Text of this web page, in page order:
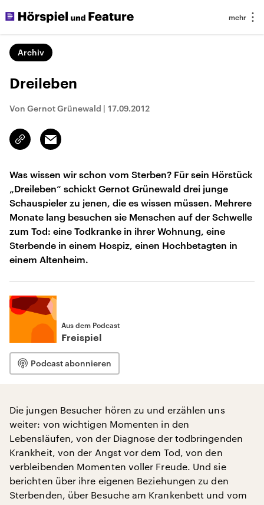
Archiv
Dreileben
Von Gernot Grünewald | 17.09.2012
Link
kopieren/teilen
Email
Was wissen wir schon vom Sterben? Für sein Hörstück
„Dreileben“ schickt Gernot Grünewald drei junge
Schauspieler zu jenen, die es wissen müssen. Mehrere
Monate lang besuchen sie Menschen auf der Schwelle
zum Tod: eine Todkranke in ihrer Wohnung, eine
Sterbende in einem Hospiz, einen Hochbetagten in
einem Altenheim.
Aus dem Podcast
Freispiel
Podcast abonnieren
Die jungen Besucher hören zu und erzählen uns
weiter: von wichtigen Momenten in den
Lebensläufen, von der Diagnose der todbringenden
Krankheit, von der Angst vor dem Tod, von den
verbleibenden Momenten voller Freude. Und sie
berichten über ihre eigenen Beziehungen zu den
Sterbenden, über Besuche am Krankenbett und vom